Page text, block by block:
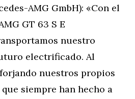
AMG GmbH): «Con el
GT 63 S E
nuestro
electrificado. Al
nuestros propios
siempre han hecho a